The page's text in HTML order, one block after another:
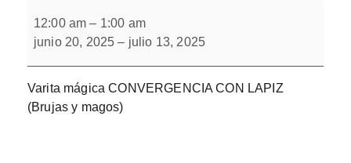
mágica
CONVERGENCIA
CON
12:00 am – 1:00 am
junio 20, 2025 – julio 13, 2025
Varita mágica CONVERGENCIA CON LAPIZ
(Brujas y magos)